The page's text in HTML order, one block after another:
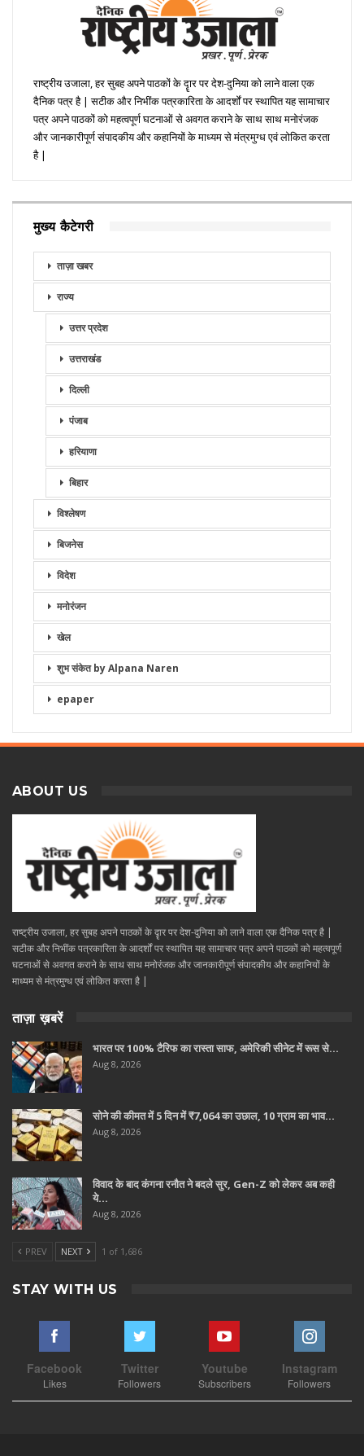
राष्ट्रीय उजाला, हर सुबह अपने पाठकों के दॄार पर देश-दुनिया को लाने वाला एक
दैनिक पत्र है | सटीक और निभींक पत्रकारिता के आदर्शों पर स्थापित यह सामाचार
पत्र अपने पाठकों को महत्वपूर्ण घटनाओं से अवगत कराने के साथ साथ मनोरंजक
और जानकारीपूर्ण संपादकीय और कहानियों के माध्यम से मंत्रमुग्ध एवं लोकित करता
है |
मुख्य कैटेगरी
ताज़ा खबर
राज्य
उत्तर प्रदेश
उत्तराखंड
दिल्ली
पंजाब
हरियाणा
बिहार
विश्लेषण
बिजनेस
विदेश
मनोरंजन
खेल
शुभ संकेत by Alpana Naren
epaper
ABOUT US
राष्ट्रीय उजाला, हर सुबह अपने पाठकों के दॄार पर देश-दुनिया को लाने वाला एक दैनिक पत्र है |
सटीक और निभींक पत्रकारिता के आदर्शों पर स्थापित यह सामाचार पत्र अपने पाठकों को महत्वपूर्ण
घटनाओं से अवगत कराने के साथ साथ मनोरंजक और जानकारीपूर्ण संपादकीय और कहानियों के
माध्यम से मंत्रमुग्ध एवं लोकित करता है |
ताज़ा ख़बरें
भारत पर 100% टैरिफ का रास्ता साफ, अमेरिकी सीनेट में रूस से…
Aug 8, 2026
सोने की कीमत में 5 दिन में ₹7,064 का उछाल, 10 ग्राम का भाव…
Aug 8, 2026
विवाद के बाद कंगना रनौत ने बदले सुर, Gen-Z को लेकर अब कही
ये…
Aug 8, 2026
PREV NEXT 1 of 1,686
STAY WITH US
Facebook
Likes
Twitter
Followers
Youtube
Subscribers
Instagram
Followers